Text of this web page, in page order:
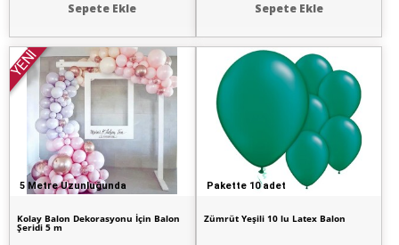
Sepete Ekle Sepete Ekle
5 Metre Uzunluğunda
YENİ
Kolay Balon Dekorasyonu İçin Balon
Şeridi 5 m
Pakette 10 adet
Zümrüt Yeşili 10 lu Latex Balon